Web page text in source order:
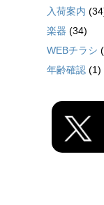
入荷案内
楽器 (34)
WEBチラシ
年齢確認 (1)